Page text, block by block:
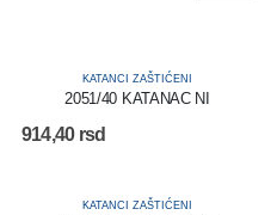
KATANCI ZAŠTIĆENI
2051/40 KATANAC NI
914,40 rsd
KATANCI ZAŠTIĆENI